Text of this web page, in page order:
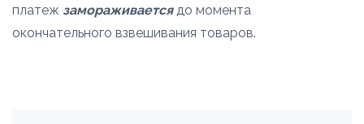
платеж замораживаетсядо момента
окончательного взвешивания товаров.